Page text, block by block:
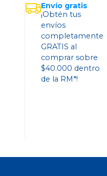
Envío gratis
¡Obtén tus
envíos
completamente
GRATIS al
comprar sobre
$40.000 dentro
de la RM*!